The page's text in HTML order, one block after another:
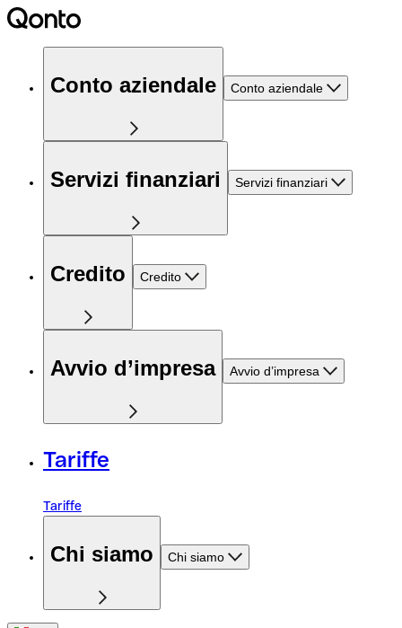
Conto aziendale Conto aziendale
Servizi finanziari Servizi finanziari
Credito Credito
Avvio d’impresa Avvio d’impresa
Tariffe
Tariffe
Chi siamo Chi siamo